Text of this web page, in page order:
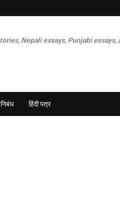
Nepali essays, Punjabi essays,
निबंध हिंदी पत्र